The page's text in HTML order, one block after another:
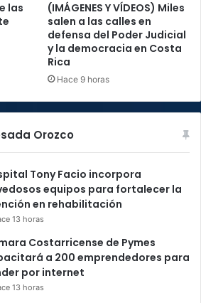
las
(IMÁGENES Y VÍDEOS) Miles
salen a las calles en
defensa del Poder Judicial
y la democracia en Costa
Rica
Hace 9 horas
Orozco
Tony Facio incorpora
equipos para fortalecer la
en rehabilitación
13 horas
Costarricense de Pymes
a 200 emprendedores para
por internet
13 horas